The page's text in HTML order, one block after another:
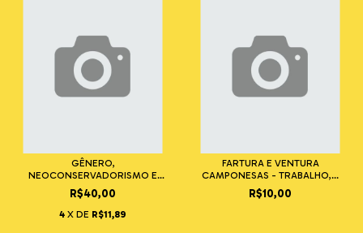
GÊNERO,
NEOCONSERVADORISMO E
DEMOCRACIA...
R$40,00
4 X DE R$11,89
FARTURA E VENTURA
CAMPONESAS - TRABALHO,...
R$10,00